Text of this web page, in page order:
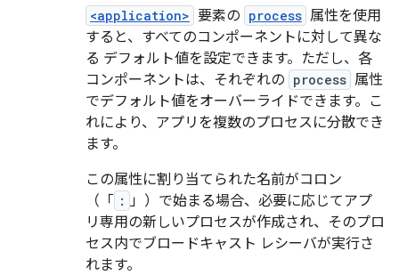
<application> 要素の process 属性を使用
すると、すべてのコンポーネントに対して異な
る デフォルト値を設定できます。ただし、各
コンポーネントは、それぞれの process 属性
でデフォルト値をオーバーライドできます。こ
れにより、アプリを複数のプロセスに分散でき
ます。
この属性に割り当てられた名前がコロン
（「
: 」）で始まる場合、必要に応じてアプ
リ専用の新しいプロセスが作成され、そのプロ
セス内でブロードキャスト レシーバが実行さ
れます。